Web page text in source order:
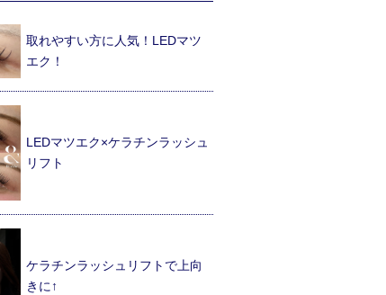
取れやすい方に人気！LEDマツ
エク！
LEDマツエク×ケラチンラッシュ
リフト
ケラチンラッシュリフトで上向
きに↑